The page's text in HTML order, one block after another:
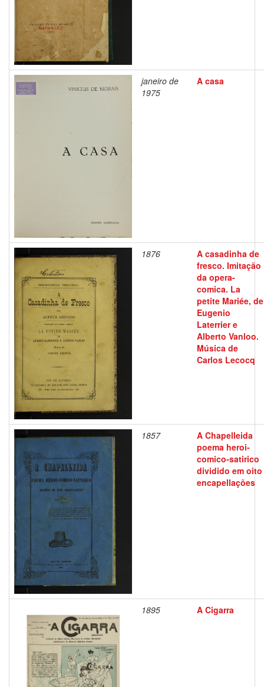
janeiro de
1975
A casa
1876
A casadinha de
fresco. Imitação
da opera-
comica. La
petite Mariée, de
Eugenio
Laterrier e
Alberto Vanloo.
Música de
Carlos Lecocq
1857
A Chapelleida
poema heroi-
comico-satirico
dividido em oito
encapellações
1895 A Cigarra